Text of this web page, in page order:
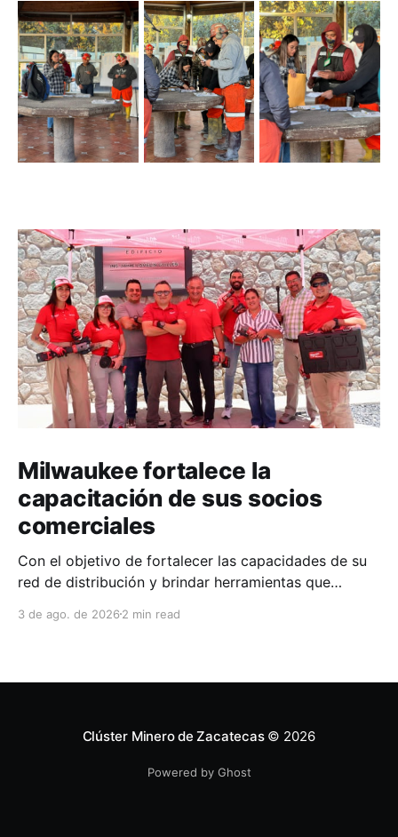
Milwaukee fortalece la
capacitación de sus socios
comerciales
Con el objetivo de fortalecer las capacidades de su
red de distribución y brindar herramientas que
técnico, Milwaukee llevó a cabo una capacitación
distribuidor FiZac. La
3 de ago. de 2026 2 min read
Clúster Minero de Zacatecas© 2026
Powered by Ghost